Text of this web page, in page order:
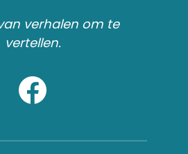
verhalen om te
vertellen.